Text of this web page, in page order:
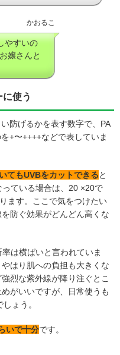
かおるこ
やすいの
嬢さんと
使う
防げるかを表す数字で、PA
+〜++++などで表していま
てもUVBをカットできると
ている場合は、20 ×20で
ます。ここで気をつけたい
防ぐ効果がどんどん高くな
は横ばいと言われていま
はり肌への負担も大きくな
烈な紫外線が降り注ぐとこ
がいいですが、日常使うも
ょう。
いで十分です。